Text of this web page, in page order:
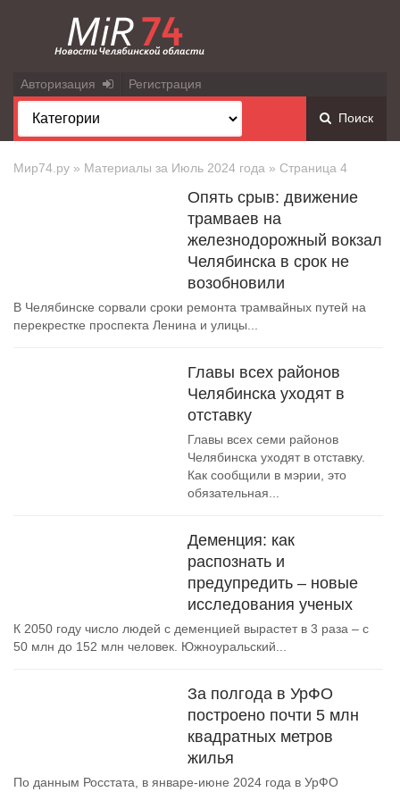
Авторизация Регистрация
Поиск
Мир74.ру » Материалы за Июль 2024 года » Страница 4
Опять срыв: движение
трамваев на
железнодорожный вокзал
Челябинска в срок не
возобновили
В Челябинске сорвали сроки ремонта трамвайных путей на
перекрестке проспекта Ленина и улицы...
Главы всех районов
Челябинска уходят в
отставку
Главы всех семи районов
Челябинска уходят в отставку.
Как сообщили в мэрии, это
обязательная...
Деменция: как
распознать и
предупредить – новые
исследования ученых
К 2050 году число людей с деменцией вырастет в 3 раза – с
50 млн до 152 млн человек. Южноуральский...
За полгода в УрФО
построено почти 5 млн
квадратных метров
жилья
По данным Росстата, в январе-июне 2024 года в УрФО